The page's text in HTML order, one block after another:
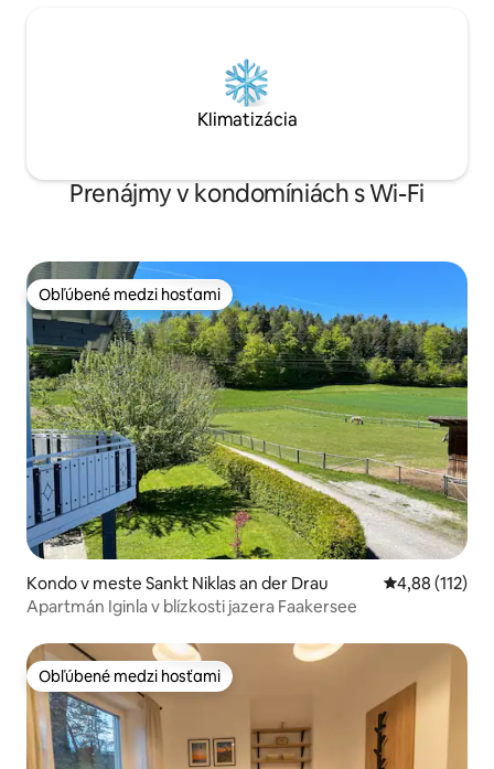
Klimatizácia
Prenájmy v kondomíniách s Wi-Fi
Obľúbené medzi hosťami
Obľúbené medzi hosťami
Kondo v meste Sankt Niklas an der Drau Priemerné
4,88 (112)
Apartmán Iginla v blízkosti jazera Faakersee
Obľúbené medzi hosťami
Obľúbené medzi hosťami